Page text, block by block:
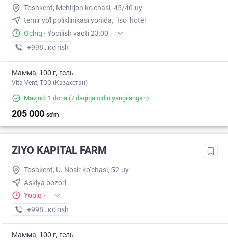
Toshkent, Mehirjon ko‘chasi, 45/40-uy
temir yo'l poliklinikasi yonida, "Iso" hotel
Ochiq · Yopilish vaqti 23:00
+998 (99) XXX-XX-XX
кo’rish
Мамма, 100 г, гель
Vita-Vent, TOO (Казахстан)
Mavjud: 1 dona (7 daqiqa oldin yangilangan)
205 000 so'm
ZIYO KAPITAL FARM
Toshkent, U. Nosir ko‘chasi, 52-uy
Askiya bozori
Yopiq ·
+998 (97) XXX-XX-XX
кo’rish
Мамма, 100 г, гель